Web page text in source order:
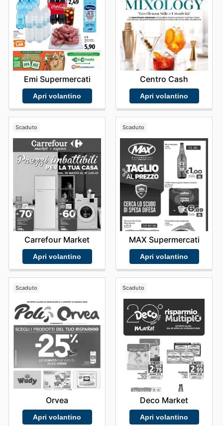
Emi Supermercati
Apri volantino
Centro Cash
Apri volantino
Scaduto
Carrefour Market
Apri volantino
Scaduto
MAX Supermercati
Apri volantino
Scaduto
Orvea
Apri volantino
Scaduto
Deco Market
Apri volantino